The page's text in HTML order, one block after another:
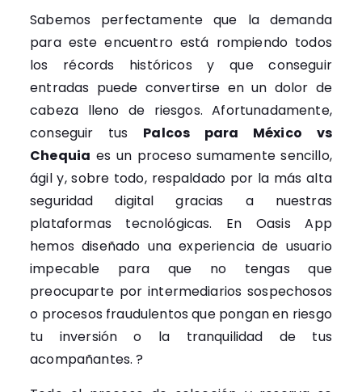
Sabemos perfectamente que la demanda
para este encuentro está rompiendo todos
los récords históricos y que conseguir
entradas puede convertirse en un dolor de
cabeza lleno de riesgos. Afortunadamente,
conseguir tus Palcos para México vs
Chequia es un proceso sumamente sencillo,
ágil y, sobre todo, respaldado por la más alta
seguridad digital gracias a nuestras
plataformas tecnológicas. En Oasis App
hemos diseñado una experiencia de usuario
impecable para que no tengas que
preocuparte por intermediarios sospechosos
o procesos fraudulentos que pongan en riesgo
tu inversión o la tranquilidad de tus
acompañantes. ?